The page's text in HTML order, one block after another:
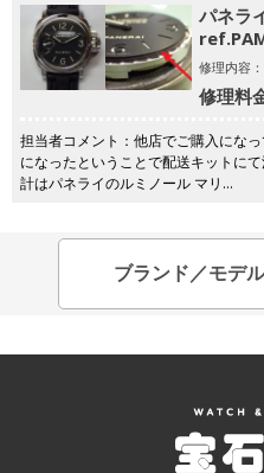
パネラ
修理内容
修理料
担当者コメント：他店でご購入にな
になったということで配送キットに
計はパネライのルミノール マリ…